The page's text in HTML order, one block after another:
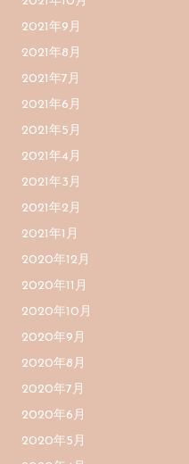
2021年9月
2021年8月
2021年7月
2021年6月
2021年5月
2021年4月
2021年3月
2021年2月
2021年1月
2020年12月
2020年11月
2020年10月
2020年9月
2020年8月
2020年7月
2020年6月
2020年5月